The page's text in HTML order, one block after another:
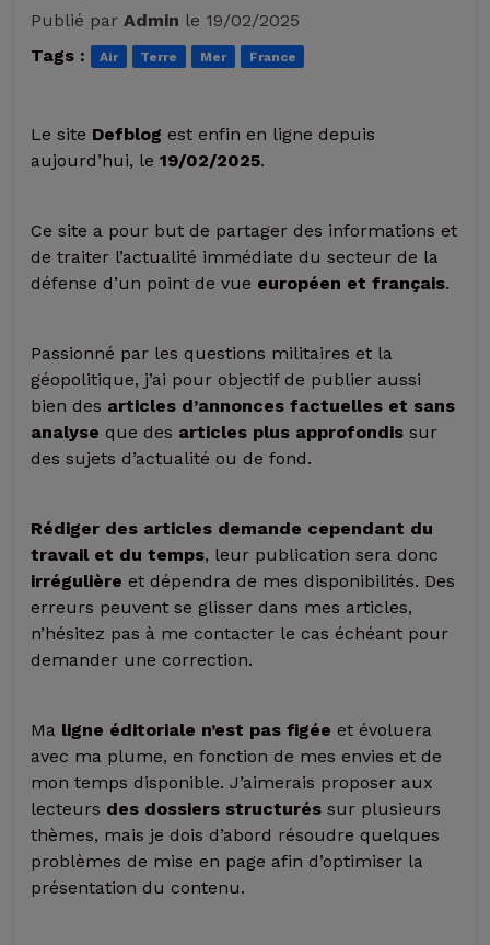
Publié par Admin le 19/02/2025
Tags :
Air Terre Mer France
Le site Defblog est enfin en ligne depuis
aujourd’hui, le 19/02/2025.
Ce site a pour but de partager des informations et
de traiter l’actualité immédiate du secteur de la
défense d’un point de vue européen et français.
Passionné par les questions militaires et la
géopolitique, j’ai pour objectif de publier aussi
bien des articles d’annonces factuelles et sans
analyse que des articles plus approfondis sur
des sujets d’actualité ou de fond.
Rédiger des articles demande cependant du
travail et du temps, leur publication sera donc
irrégulière et dépendra de mes disponibilités. Des
erreurs peuvent se glisser dans mes articles,
n’hésitez pas à me contacter le cas échéant pour
demander une correction.
Ma ligne éditoriale n’est pas figée et évoluera
avec ma plume, en fonction de mes envies et de
mon temps disponible. J’aimerais proposer aux
lecteurs des dossiers structurés sur plusieurs
thèmes, mais je dois d’abord résoudre quelques
problèmes de mise en page afin d’optimiser la
présentation du contenu.